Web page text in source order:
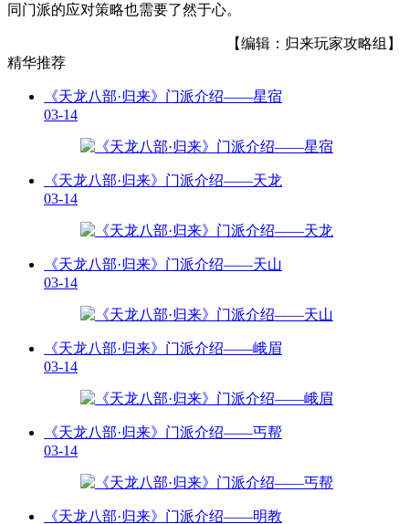
同门派的应对策略也需要了然于心。
【编辑：归来玩家攻略组】
精华推荐
《天龙八部·归来》门派介绍——星宿
03-14
《天龙八部·归来》门派介绍——天龙
03-14
《天龙八部·归来》门派介绍——天山
03-14
《天龙八部·归来》门派介绍——峨眉
03-14
《天龙八部·归来》门派介绍——丐帮
03-14
《天龙八部·归来》门派介绍——明教